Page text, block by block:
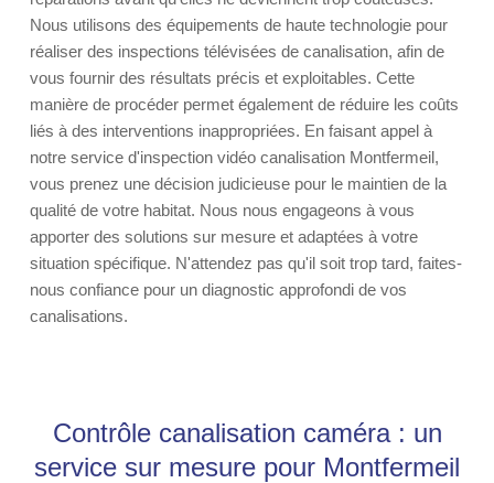
Nous utilisons des équipements de haute technologie pour
réaliser des inspections télévisées de canalisation, afin de
vous fournir des résultats précis et exploitables. Cette
manière de procéder permet également de réduire les coûts
liés à des interventions inappropriées. En faisant appel à
notre service d'inspection vidéo canalisation Montfermeil,
vous prenez une décision judicieuse pour le maintien de la
qualité de votre habitat. Nous nous engageons à vous
apporter des solutions sur mesure et adaptées à votre
situation spécifique. N'attendez pas qu'il soit trop tard, faites-
nous confiance pour un diagnostic approfondi de vos
canalisations.
Contrôle canalisation caméra : un
service sur mesure pour Montfermeil